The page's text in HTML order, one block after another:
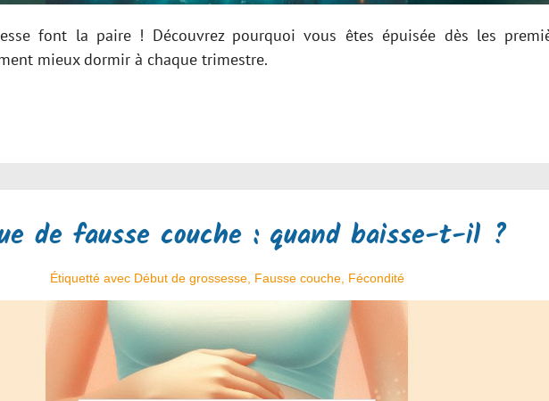
font la paire ! Découvrez pourquoi vous êtes épuisée dès les
mieux dormir à chaque trimestre.
de fausse couche : quand baisse-t-il ?
Étiquetté avec Début de grossesse, Fausse couche, Fécondité